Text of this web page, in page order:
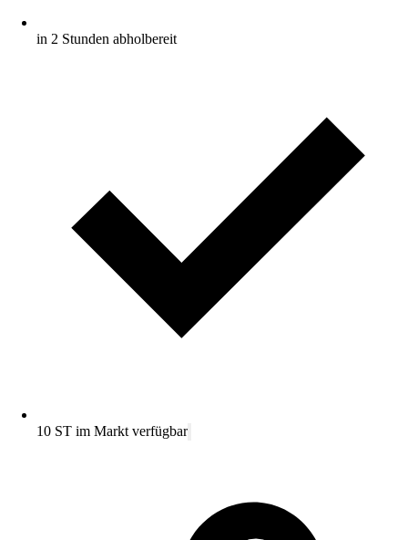
in 2 Stunden abholbereit
10 ST im Markt verfügbar